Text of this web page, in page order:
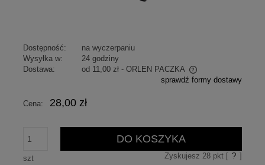
Dostępność:
na wyczerpaniu
Wysyłka w:
24 godziny
Dostawa:
od 11,00 zł - ORLEN PACZKA
Cena nie zawiera ewentualnych kosztów płatności
sprawdź formy dostawy
Cena: 28,00 zł
szt
DO KOSZYKA
Zyskujesz 28pkt [ ? ]